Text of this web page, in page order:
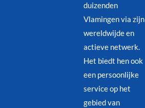
duizenden
Vlamingen via zijn
wereldwijde en
actieve netwerk.
Het biedt hen ook
een persoonlijke
service op het
gebied van